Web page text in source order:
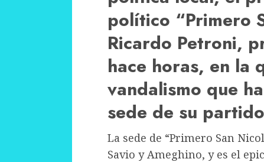
político “Primero
Ricardo Petroni,
hace horas, en la
vandalismo que
sede de su
La sede de “Primero San
Savio y Ameghino, y es el